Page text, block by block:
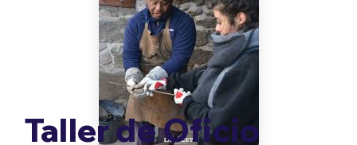
Taller de Oficio